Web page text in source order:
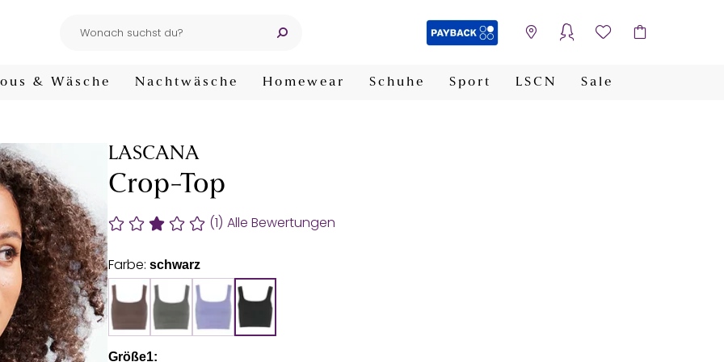
& Wäsche Nachtwäsche Homewear Schuhe Sport LSCN Sale
LASCANA
Crop-Top
(1) Alle Bewertungen
Farbe: schwarz
Größe1: